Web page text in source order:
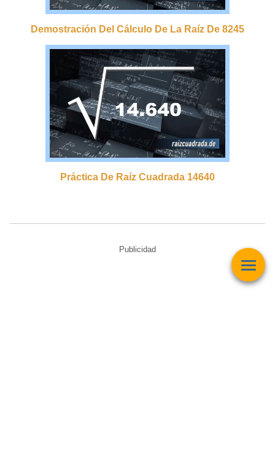
Demostración Del Cálculo De La Raíz De 8245
Práctica De Raíz Cuadrada 14640
Publicidad